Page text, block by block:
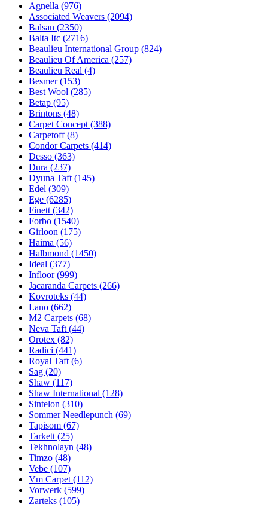
Agnella (976)
Associated Weavers (2094)
Balsan (2350)
Balta Itc (2716)
Beaulieu International Group (824)
Beaulieu Of America (257)
Beaulieu Real (4)
Besmer (153)
Best Wool (285)
Betap (95)
Brintons (48)
Carpet Concept (388)
Carpetoff (8)
Condor Carpets (414)
Desso (363)
Dura (237)
Dyuna Taft (145)
Edel (309)
Ege (6285)
Finett (342)
Forbo (1540)
Girloon (175)
Haima (56)
Halbmond (1450)
Ideal (377)
Infloor (999)
Jacaranda Carpets (266)
Kovroteks (44)
Lano (662)
M2 Carpets (68)
Neva Taft (44)
Orotex (82)
Radici (441)
Royal Taft (6)
Sag (20)
Shaw (117)
Shaw International (128)
Sintelon (310)
Sommer Needlepunch (69)
Tapisom (67)
Tarkett (25)
Tekhnolayn (48)
Timzo (48)
Vebe (107)
Vm Carpet (112)
Vorwerk (599)
Zarteks (105)